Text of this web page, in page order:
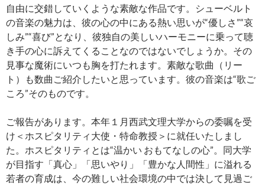
自由に交錯していくような素敵な作品です。シューベルト
の音楽の魅力は、彼の心の中にある熱い思いが“優しさ”“哀
しみ”“喜び”となり、彼独自の美しいハーモニーに乗って聴
き手の心に訴えてくることなのではないでしょうか。その
見事な魔術にいつも胸を打たれます。素敵な歌曲（リー
ト）も数曲ご紹介したいと思っています。彼の音楽は“歌ご
ころ”そのものです。
ご報告があります。本年１月西武文理大学からの委嘱を受
け＜ホスピタリティ大使・特命教授＞に就任いたしまし
た。ホスピタリティとは“温かい おもてなしの心”。同大学
が目指す「真心」「思いやり」「豊かな人間性」に溢れる
若者の育成は、今の難しい社会環境の中では決して見過ご